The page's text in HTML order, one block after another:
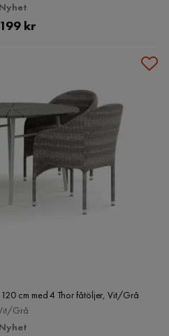
Nyhet
Priskr
cm med 4 Thor fåtöljer, Vit/Grå
Grå
Nyhet